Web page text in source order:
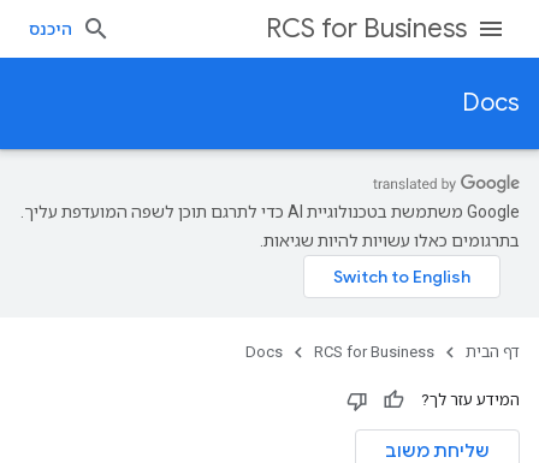
RCS for Business היכנס
Docs
‫Google משתמשת בטכנולוגיית AI כדי לתרגם תוכן לשפה המועדפת עליך.
בתרגומים כאלו עשויות להיות שגיאות.
דף הבית RCS for Business
Docs
המידע עזר לך?
שליחת משוב